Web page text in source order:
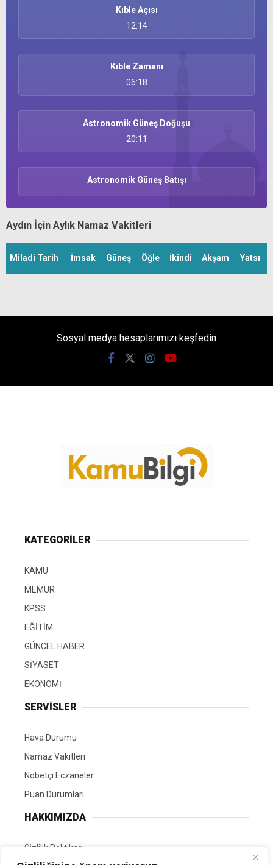
Aydın İçin Aylık Namaz Vakitleri
Miladi Tarih İmsak Güneş Öğle İkindi Akşam Yatsı
Kıble Açısı
12:14
Kıble Zamanı
06:18
Astronomik Güneş Doğuşu
20:11
Astronomik Güneş Batışı
Sosyal medya hesaplarımızı keşfedin
KATEGORİLER
KAMU
MEMUR
KPSS
EĞİTİM
GÜNCEL HABER
SİYASET
EKONOMİ
SERVİSLER
Hava Durumu
Namaz Vakitleri
Nöbetçi Eczaneler
Puan Durumları
HAKKIMIZDA
Gizlilik Politikası